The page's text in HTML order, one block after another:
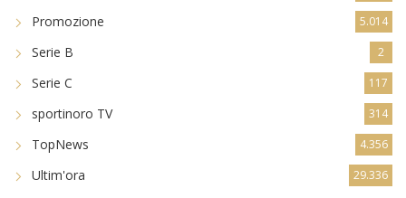
Promozione 5.014
Serie B 2
Serie C 117
sportinoro TV 314
TopNews 4.356
Ultim'ora 29.336